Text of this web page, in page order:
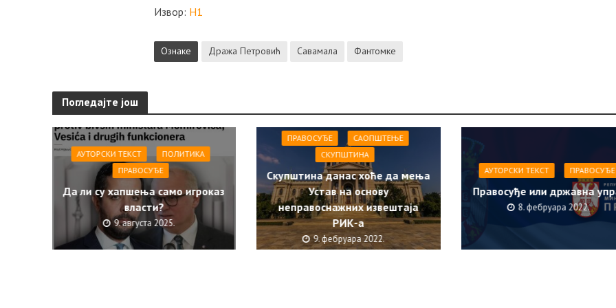
Извор: Н1
Ознаке Дража Петровић Савамала Фантомке
Погледајте још
АУТОРСКИ ТЕКСТ
ПОЛИТИКА
ПРАВОСУЂЕ
Да ли су хапшења само игроказ
власти?
9. августа 2025.
ПРАВОСУЂЕ
САОПШТЕЊE
СКУПШТИНА
Скупштина данас хоће да мења
Устав на основу
неправоснажних извештаја
РИК-а
9. фебруара 2022.
АУТОРСКИ ТЕКСТ ПРАВОСУЂЕ
Правосуђе или државна
8. фебруара 2022.